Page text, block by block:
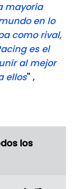
mayoría
en lo
como rival,
es el
al mejor
ellos" ,
los